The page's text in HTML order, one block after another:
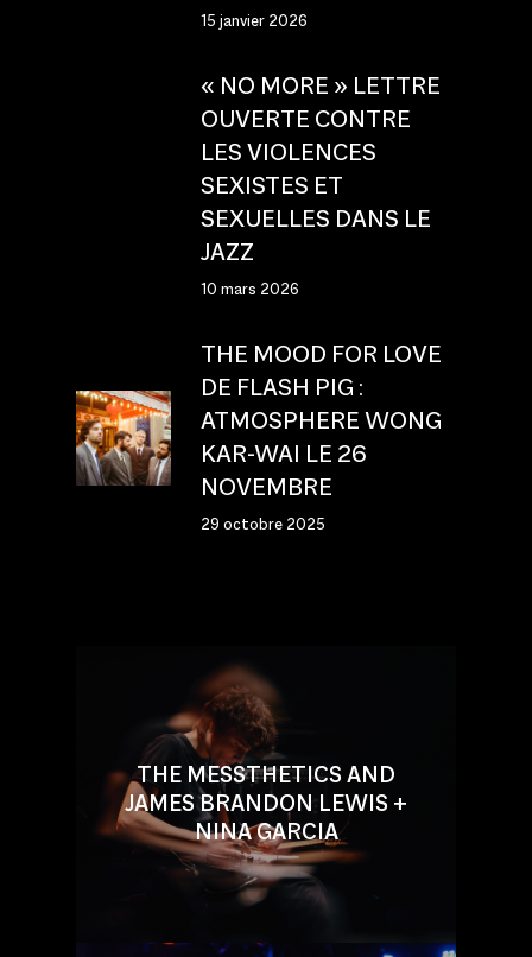
15 janvier 2026
« NO MORE » LETTRE
OUVERTE CONTRE
LES VIOLENCES
SEXISTES ET
SEXUELLES DANS LE
JAZZ
10 mars 2026
THE MOOD FOR LOVE
DE FLASH PIG :
ATMOSPHERE WONG
KAR-WAI LE 26
NOVEMBRE
29 octobre 2025
THE MESSTHETICS AND
JAMES BRANDON LEWIS +
NINA GARCIA